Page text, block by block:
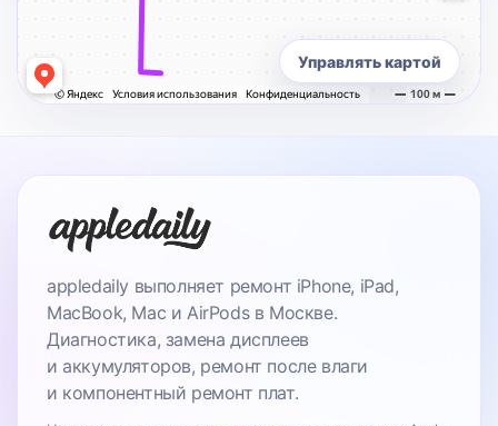
Управлять картой
appledaily выполняет ремонт iPhone, iPad,
MacBook, Mac и AirPods в Москве.
Диагностика, замена дисплеев
и аккумуляторов, ремонт после влаги
и компонентный ремонт плат.